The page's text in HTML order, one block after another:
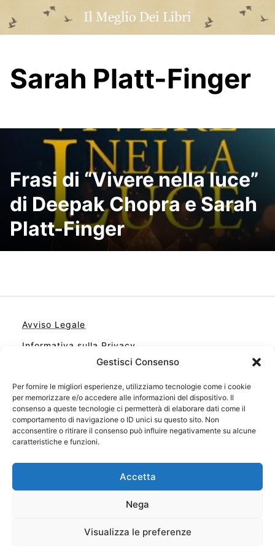
Gestisci Consenso
Per fornire le migliori esperienze, utilizziamo tecnologie come i cookie
per memorizzare e/o accedere alle informazioni del dispositivo. Il
consenso a queste tecnologie ci permetterà di elaborare dati come il
comportamento di navigazione o ID unici su questo sito. Non
acconsentire o ritirare il consenso può influire negativamente su alcune
caratteristiche e funzioni.
Accetta
Nega
Visualizza le preferenze
content
Sarah Platt-Finger
Frasi di “Vivere nella luce”
di Deepak Chopra e Sarah
Platt-Finger
Avviso Legale
Informativa sulla Privacy
Contatto
Cookie Policy (UE)